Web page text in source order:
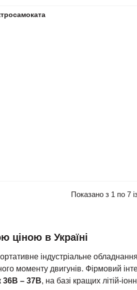
Показано з 1 по 7
ціною в Україні
індустріальне
моменту двигунів. Фірмовий
36В – 37В, на базі кращих літій-